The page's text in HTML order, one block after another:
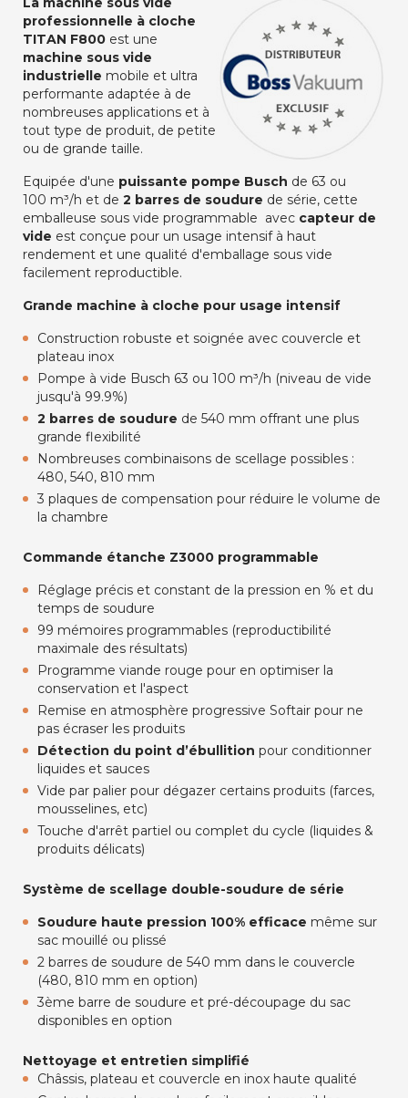
professionnelle à cloche
TITAN F800 est une
machine sous vide
industrielle mobile et ultra
performante adaptée à de
nombreuses applications et à
tout type de produit, de petite
ou de grande taille.
Equipée d'une puissante pompe Busch de 63 ou
100 m³/h et de 2 barres de soudure de série, cette
emballeuse sous vide programmable avec capteur de
vide est conçue pour un usage intensif à haut
rendement et une qualité d'emballage sous vide
facilement reproductible.
Grande machine à cloche pour usage intensif
Construction robuste et soignée avec couvercle et
plateau inox
Pompe à vide Busch 63 ou 100 m³/h (niveau de vide
jusqu'à 99.9%)
2 barres de soudure de 540 mm offrant une plus
grande flexibilité
Nombreuses combinaisons de scellage possibles :
480, 540, 810 mm
3 plaques de compensation pour réduire le volume de
la chambre
Commande étanche Z3000 programmable
Réglage précis et constant de la pression en % et du
temps de soudure
99 mémoires programmables (reproductibilité
maximale des résultats)
Programme viande rouge pour en optimiser la
conservation et l'aspect
Remise en atmosphère progressive Softair pour ne
pas écraser les produits
Détection du point d’ébullition pour conditionner
liquides et sauces
Vide par palier pour dégazer certains produits (farces,
mousselines, etc)
Touche d'arrêt partiel ou complet du cycle (liquides &
produits délicats)
Système de scellage double-soudure de série
Soudure haute pression 100% efficace même sur
sac mouillé ou plissé
2 barres de soudure de 540 mm dans le couvercle
(480, 810 mm en option)
3ème barre de soudure et pré-découpage du sac
disponibles en option
Nettoyage et entretien simplifié
Châssis, plateau et couvercle en inox haute qualité